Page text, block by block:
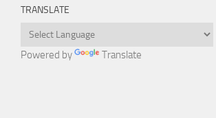
TRANSLATE
Powered by Translate